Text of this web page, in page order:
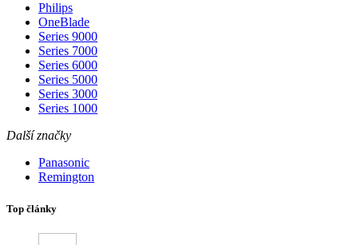
Philips
OneBlade
Series 9000
Series 7000
Series 6000
Series 5000
Series 3000
Series 1000
Další značky
Panasonic
Remington
Top články